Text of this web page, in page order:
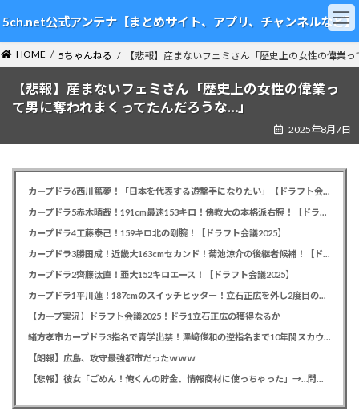
ン
テ
ン
ツ
ビ
ゲ
ー
シ
5ch.net公式アンテナ【まとめサイト、アプリ、チャンネルなど】
HOME 5ちゃんねる 【悲報】産まないフェミさん「歴史上の女性の偉業
【悲報】産まないフェミさん「歴史上の女性の偉業っ
て男に奪われまくってたんだろうな…」
2025年8月7日
カープドラ6西川篤夢！「日本を代表する遊撃手になりたい」【ドラフト会議2025】
カープドラ5赤木晴哉！191cm最速153キロ！佛教大の本格派右腕！【ドラフト会議2025】
カープドラ4工藤泰己！159キロ北の剛腕！【ドラフト会議2025】
カープドラ3勝田成！近畿大163cmセカンド！菊池涼介の後継者候補！【ドラフト会議2025】
カープドラ2齊藤汰直！亜大152キロエース！【ドラフト会議2025】
カープドラ1平川蓮！187cmのスイッチヒッター！立石正広を外し2度目の重複も新井監督がクジを引き当てる！【ドラフト会議2025】
【カープ実況】ドラフト会議2025！ドラ1立石正広の獲得なるか
緒方孝市カープドラ3指名で青学出禁！澤﨑俊和の逆指名まで10年間スカウト出禁
【朗報】広島、攻守最強都市だったｗｗｗ
【悲報】彼女「ごめん！俺くんの貯金、情報商材に使っちゃった」→…問い詰めたらギャン泣きされたんだが俺が悪いのか？